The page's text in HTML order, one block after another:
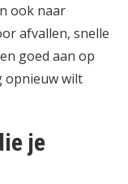
ook naar
afvallen, snelle
goed aan op
opnieuw wilt
je